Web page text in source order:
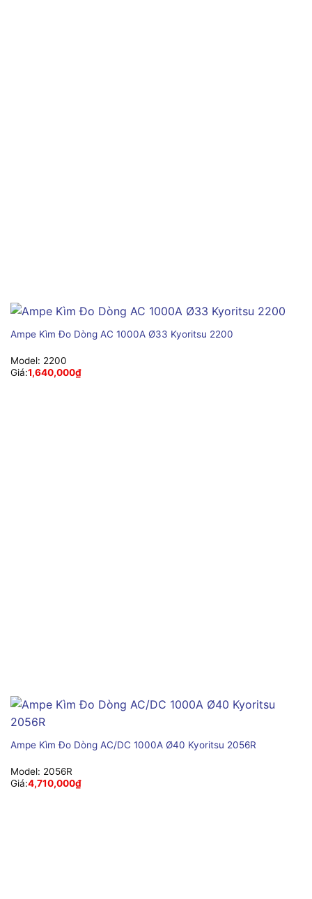
Ampe Kìm Đo Dòng AC 1000A Ø33 Kyoritsu 2200
Model: 2200
Giá:1,640,000₫
Ampe Kìm Đo Dòng AC/DC 1000A Ø40 Kyoritsu 2056R
Model: 2056R
Giá:4,710,000₫